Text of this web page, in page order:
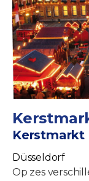
Kerstmarkt
Düsseldorf
Op zes